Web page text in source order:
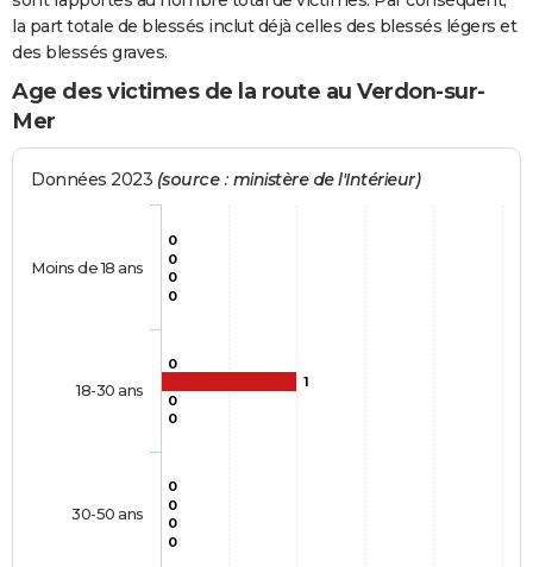
la part totale de blessés inclut déjà celles des blessés légers et
des blessés graves.
Age des victimes de la route au Verdon-sur-
Mer
Données 2023 (source : ministère de l'Intérieur)
0
0
0
0
1
0
0
0
0
0
0
0
Moins de 18 ans
18-30 ans
30-50 ans